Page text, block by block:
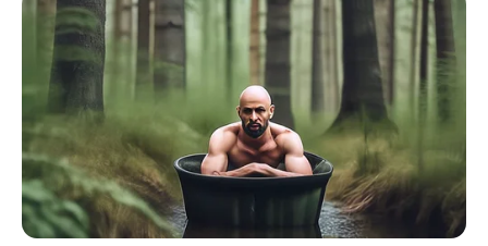
caro; no hay excusa
CARGAR MÁS
TEMAS DESTACADOS